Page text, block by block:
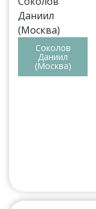
Соколов
Даниил
(Москва)